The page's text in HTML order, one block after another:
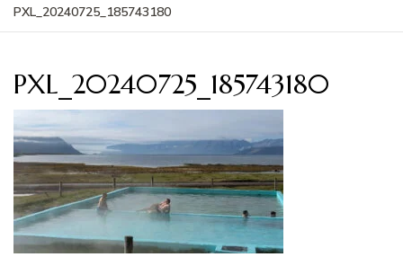
PXL_20240725_185743180
PXL_20240725_185743180